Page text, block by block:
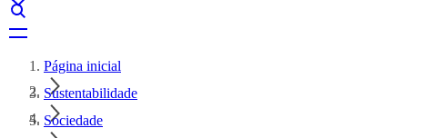
Página inicial
Sustentabilidade
Sociedade